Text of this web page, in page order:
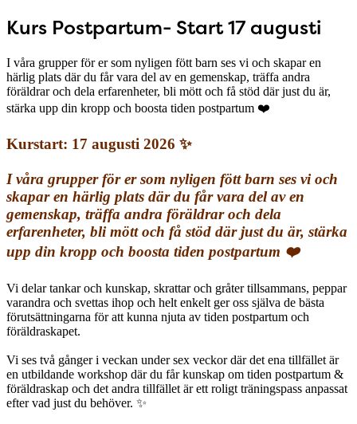
Kurs Postpartum- Start 17 augusti
I våra grupper för er som nyligen fött barn ses vi och skapar en
härlig plats där du får vara del av en gemenskap, träffa andra
föräldrar och dela erfarenheter, bli mött och få stöd där just du är,
stärka upp din kropp och boosta tiden postpartum ❤️
Kurstart: 17 augusti 2026 ✨
I våra grupper för er som nyligen fött barn ses vi och
skapar en härlig plats där du får vara del av en
gemenskap, träffa andra föräldrar och dela
erfarenheter, bli mött och få stöd där just du är, stärka
upp din kropp och boosta tiden postpartum ❤️
Vi delar tankar och kunskap, skrattar och gråter tillsammans, peppar
varandra och svettas ihop och helt enkelt ger oss själva de bästa
förutsättningarna för att kunna njuta av tiden postpartum och
föräldraskapet.
Vi ses två gånger i veckan under sex veckor där det ena tillfället är
en utbildande workshop där du får kunskap om tiden postpartum &
föräldraskap och det andra tillfället är ett roligt träningspass anpassat
efter vad just du behöver. ✨